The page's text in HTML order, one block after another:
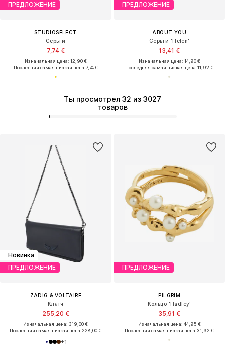
ПРЕДЛОЖЕНИЕ
STUDIOSELECT
Серьги
7,74 €
Изначальная цена: 12,90 €
Последняя самая низкая цена:7,74 €
ПРЕДЛОЖЕНИЕ
ABOUT YOU
Серьги 'Helen'
13,41 €
Изначальная цена: 14,90 €
Последняя самая низкая цена:11,92 €
Новинка
ПРЕДЛОЖЕНИЕ
ZADIG & VOLTAIRE
Клатч
255,20 €
Изначальная цена: 319,00 €
Последняя самая низкая цена:228,00 €
+1
ПРЕДЛОЖЕНИЕ
PILGRIM
Кольцо 'Hadley'
35,91 €
Изначальная цена: 44,95 €
Последняя самая низкая цена:31,92 €
Ты просмотрел 32 из 3027
товаров